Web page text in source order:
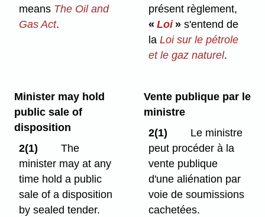
means The Oil and
Gas Act.
présent règlement,
«Loi» s'entend de
laLoi sur le pétrole
et le gaz naturel.
Minister may hold
public sale of
disposition
2(1)
The
minister may at any
time hold a public
sale of a disposition
by sealed tender.
Vente publique par le
ministre
2(1)
Le ministre
peut procéder à la
vente publique
d'une aliénation par
voie de soumissions
cachetées.